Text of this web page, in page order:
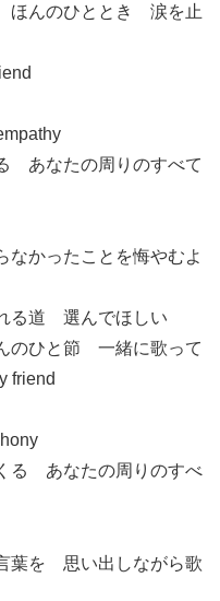
んのひととき 涙を止
あなたの周りのすべて
かったことを悔やむよ
る道 選んでほしい
ひと節 一緒に歌って
friend
る あなたの周りのすべ
葉を 思い出しながら歌